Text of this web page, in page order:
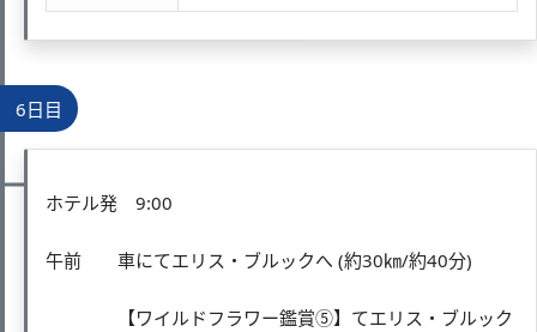
6日目
ホテル発 9:00
午前 車にてエリス・ブルックへ (約30㎞/約40分)
【ワイルドフラワー鑑賞⑤】てエリス・ブルック